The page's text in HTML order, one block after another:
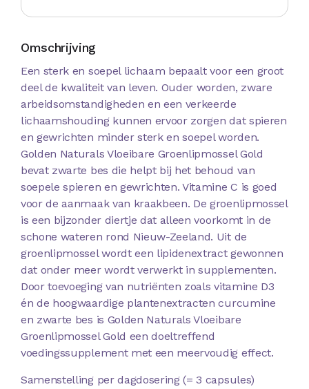
Omschrijving
Een sterk en soepel lichaam bepaalt voor een groot
deel de kwaliteit van leven. Ouder worden, zware
arbeidsomstandigheden en een verkeerde
lichaamshouding kunnen ervoor zorgen dat spieren
en gewrichten minder sterk en soepel worden.
Golden Naturals Vloeibare Groenlipmossel Gold
bevat zwarte bes die helpt bij het behoud van
soepele spieren en gewrichten. Vitamine C is goed
voor de aanmaak van kraakbeen. De groenlipmossel
is een bijzonder diertje dat alleen voorkomt in de
schone wateren rond Nieuw-Zeeland. Uit de
groenlipmossel wordt een lipidenextract gewonnen
dat onder meer wordt verwerkt in supplementen.
Door toevoeging van nutriënten zoals vitamine D3
én de hoogwaardige plantenextracten curcumine
en zwarte bes is Golden Naturals Vloeibare
Groenlipmossel Gold een doeltreffend
voedingssupplement met een meervoudig effect.
Samenstelling per dagdosering (= 3 capsules)